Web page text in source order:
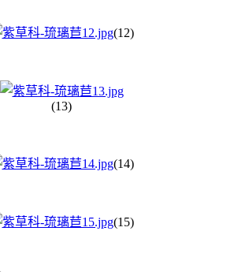
(12)
(13)
(14)
(15)